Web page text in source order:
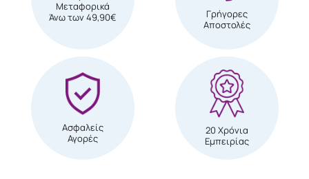
Μεταφορικά
Άνω των 49,90€
Γρήγορες
Αποστολές
Ασφαλείς
Αγορές
20 Χρόνια
Εμπειρίας